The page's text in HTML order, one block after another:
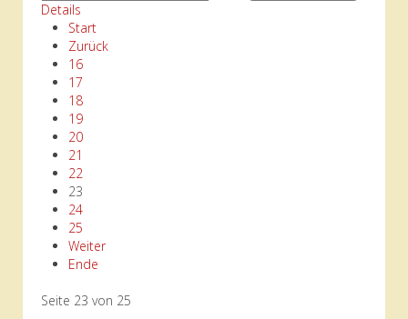
Details
Start
Zurück
16
17
18
19
20
21
22
23
24
25
Weiter
Ende
Seite 23 von 25